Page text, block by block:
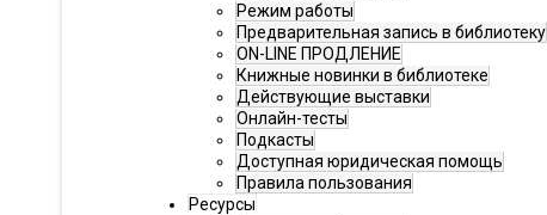
Режим работы
Предварительная запись в библиотеку
ON-LINE ПРОДЛЕНИЕ
Книжные новинки в библиотеке
Действующие выставки
Онлайн-тесты
Подкасты
Доступная юридическая помощь
Правила пользования
Ресурсы